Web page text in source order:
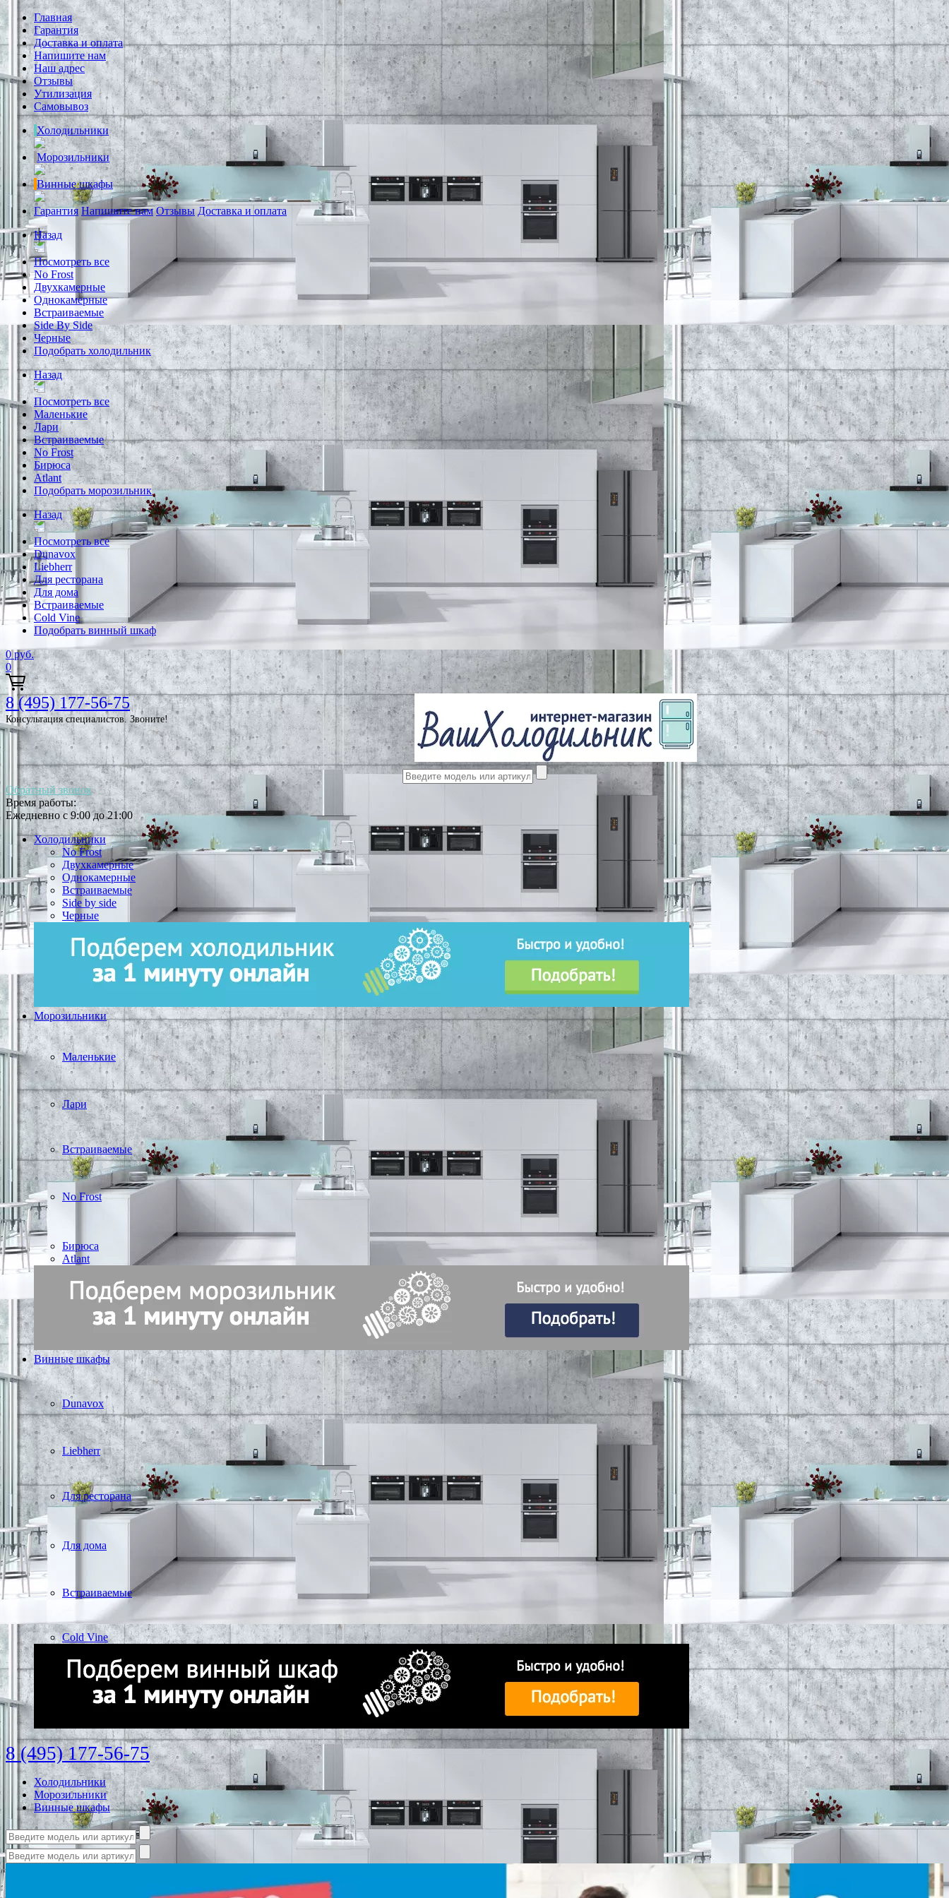
Главная
Гарантия
Доставка и оплата
Напишите нам
Наш адрес
Отзывы
Утилизация
Самовывоз
Холодильники
Морозильники
Винные шкафы
Гарантия Напишите нам Отзывы Доставка и оплата
Назад
Посмотреть все
No Frost
Двухкамерные
Однокамерные
Встраиваемые
Side By Side
Черные
Подобрать холодильник
Назад
Посмотреть все
Маленькие
Лари
Встраиваемые
No Frost
Бирюса
Atlant
Подобрать морозильник
Назад
Посмотреть все
Dunavox
Liebherr
Для ресторана
Для дома
Встраиваемые
Cold Vine
Подобрать винный шкаф
0 руб.
0
8 (495) 177-56-75
Консультация специалистов. Звоните!
Обратный звонок
Время работы:
Ежедневно с 9:00 до 21:00
Холодильники
No Frost
Двухкамерные
Однокамерные
Встраиваемые
Side by side
Черные
Морозильники
Маленькие
Лари
Встраиваемые
No Frost
Бирюса
Atlant
Винные шкафы
Dunavox
Liebherr
Для ресторана
Для дома
Встраиваемые
Cold Vine
8 (495) 177-56-75
Холодильники
Морозильники
Винные шкафы